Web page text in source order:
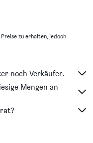
zu erhalten, jedoch
noch Verkäufer.
Mengen an